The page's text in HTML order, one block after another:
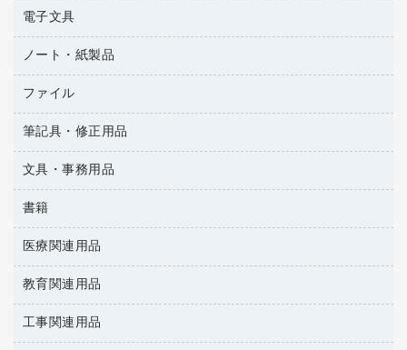
ハンドソープ・石鹸
トイレ用品
トイレ用洗剤
ティッシュペーパー
ダストボックス
タオル・アメニティ用品
スリッパ・サンダル・シューズ
スポーツ・レジャー用品
ゴミ袋
キッチン用品
タイムレコーダー
シュレッダ
ＯＨＰ用品
乾電池・充電池
フィルム・カメラ用品
デスクライト
アルバム
懐中電灯・ライト
掃除機・クリーナー
空調・季節家電
その他電化製品
キッチン・調理家電
ＯＡタップ／延長コード
電子文具
電卓
ラベルテープ
その他電子文具
ノート・紙製品
封筒
粘着メモ
伝票
典礼用品
帳簿
額縁
各種用紙
ルーズリーフ
ファイル
名刺整理用品
板目表紙・綴込表紙
背幅が伸びるファイル
統一伝票用ファイル
収納保存用品
レターファイル
リングファイル
筆記具・修正用品
万年筆
筆ペン
消しゴム
修正液・修正ペン
修正テープ
鉛筆
文具・事務用品
輪ゴム
両面テープ
名札
保管・整理用品
壁面／足元収納
書籍
雑誌
パソコンソフト
医療関連用品
保健用品
使い捨て手袋
感染症対策用品
教育関連用品
教育関連用品
工事関連用品